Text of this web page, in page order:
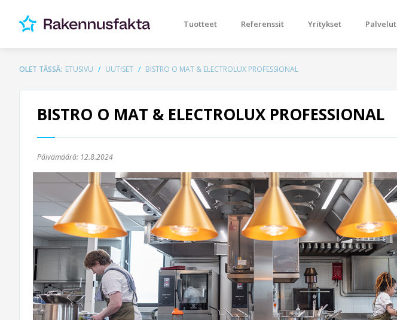
Tuotteet Referenssit Yritykset Palvelut
OLET TÄSSÄ: ETUSIVU UUTISET BISTRO O MAT & ELECTROLUX PROFESSIONAL
BISTRO O MAT & ELECTROLUX PROFESSIONAL
Päivämäärä: 12.8.2024
Previous